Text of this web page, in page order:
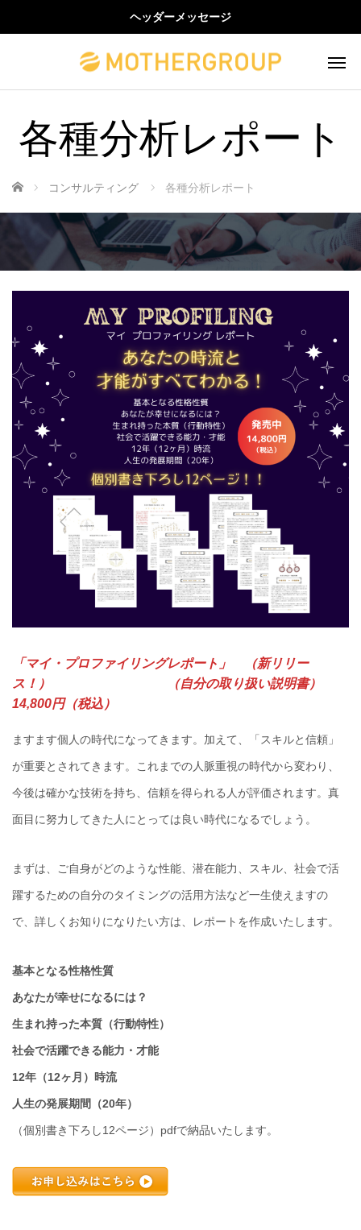
ヘッダーメッセージ
各種分析レポート
ホーム コンサルティング 各種分析レポート
「マイ・プロファイリングレポート」 （新リリー
ス！） （自分の取り扱い説明書）
14,800円（税込）
ますます個人の時代になってきます。加えて、「スキルと信頼」
が重要とされてきます。これまでの人脈重視の時代から変わり、
今後は確かな技術を持ち、信頼を得られる人が評価されます。真
面目に努力してきた人にとっては良い時代になるでしょう。
まずは、ご自身がどのような性能、潜在能力、スキル、社会で活
躍するための自分のタイミングの活用方法など一生使えますの
で、詳しくお知りになりたい方は、レポートを作成いたします。
基本となる性格性質
あなたが幸せになるには？
生まれ持った本質（行動特性）
社会で活躍できる能力・才能
12年（12ヶ月）時流
人生の発展期間（20年）
（個別書き下ろし12ページ）pdfで納品いたします。